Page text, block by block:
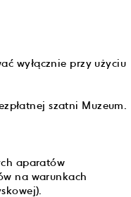
wyłącznie przy użyciu
szatni Muzeum.
aparatów
na warunkach